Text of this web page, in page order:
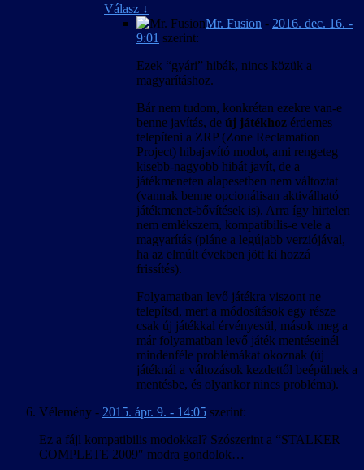
Válasz ↓
Mr. Fusion - 2016. dec. 16. -
9:01 szerint:
Ezek “gyári” hibák, nincs közük a
magyarításhoz.
Bár nem tudom, konkrétan ezekre van-e
benne javítás, de új játékhoz érdemes
telepíteni a ZRP (Zone Reclamation
Project) hibajavító modot, ami rengeteg
kisebb-nagyobb hibát javít, de a
játékmeneten alapesetben nem változtat
(vannak benne opcionálisan aktiválható
játékmenet-bővítések is). Arra így hirtelen
nem emlékszem, kompatibilis-e vele a
magyarítás (pláne a legújabb verziójával,
ha az elmúlt években jött ki hozzá
frissítés).
Folyamatban levő játékra viszont ne
telepítsd, mert a módosítások egy része
csak új játékkal érvényesül, mások meg a
már folyamatban levő játék mentéseinél
mindenféle problémákat okoznak (új
játéknál a változások kezdettől beépülnek a
mentésbe, és olyankor nincs probléma).
Vélemény - 2015. ápr. 9. - 14:05 szerint:
Ez a fájl kompatibilis modokkal? Szószerint a “STALKER
COMPLETE 2009″ modra gondolok…